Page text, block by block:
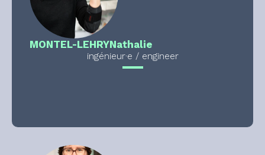
MONTEL-LEHRYNathalie
ingénieur·e / engineer